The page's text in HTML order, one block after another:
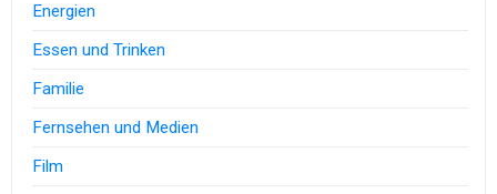
Energien
Essen und Trinken
Familie
Fernsehen und Medien
Film